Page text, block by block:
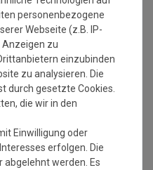
bestellt wird, dass es zu
der unterschiedlichen
damit das Material
in dem der
soll, bitte immer die
Aussparungen IMMER
die längste Länge und die
personenbezogene
Webseite (z.B. IP-
Anzeigen zu
einzubinden
zu analysieren. Die
durch gesetzte Cookies.
die wir in den
Einwilligung oder
erfolgen. Die
werden. Es